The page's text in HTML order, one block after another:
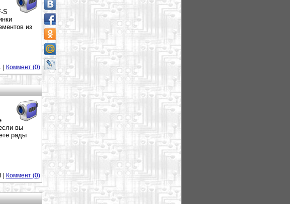
S
из
| Коммент (0)
вы
рады
| Коммент (0)